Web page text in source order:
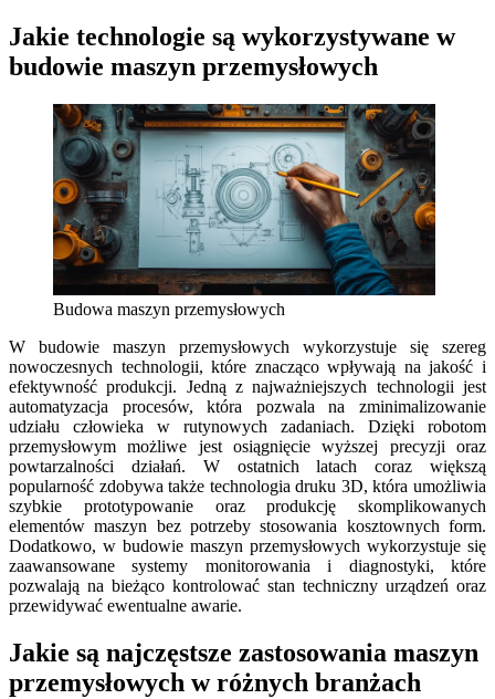
Jakie technologie są wykorzystywane w
budowie maszyn przemysłowych
Budowa maszyn przemysłowych
W budowie maszyn przemysłowych wykorzystuje się szereg
nowoczesnych technologii, które znacząco wpływają na jakość i
efektywność produkcji. Jedną z najważniejszych technologii jest
automatyzacja procesów, która pozwala na zminimalizowanie
udziału człowieka w rutynowych zadaniach. Dzięki robotom
przemysłowym możliwe jest osiągnięcie wyższej precyzji oraz
powtarzalności działań. W ostatnich latach coraz większą
popularność zdobywa także technologia druku 3D, która umożliwia
szybkie prototypowanie oraz produkcję skomplikowanych
elementów maszyn bez potrzeby stosowania kosztownych form.
Dodatkowo, w budowie maszyn przemysłowych wykorzystuje się
zaawansowane systemy monitorowania i diagnostyki, które
pozwalają na bieżąco kontrolować stan techniczny urządzeń oraz
przewidywać ewentualne awarie.
Jakie są najczęstsze zastosowania maszyn
przemysłowych w różnych branżach